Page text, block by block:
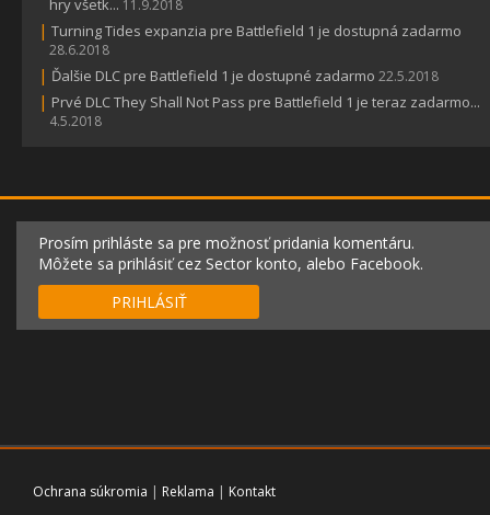
hry všetk... 11.9.2018
| Turning Tides expanzia pre Battlefield 1 je dostupná zadarmo
28.6.2018
| Ďalšie DLC pre Battlefield 1 je dostupné zadarmo 22.5.2018
| Prvé DLC They Shall Not Pass pre Battlefield 1 je teraz zadarmo...
4.5.2018
Prosím prihláste sa pre možnosť pridania komentáru.
Môžete sa prihlásiť cez Sector konto, alebo Facebook.
PRIHLÁSIŤ
Ochrana súkromia | Reklama | Kontakt